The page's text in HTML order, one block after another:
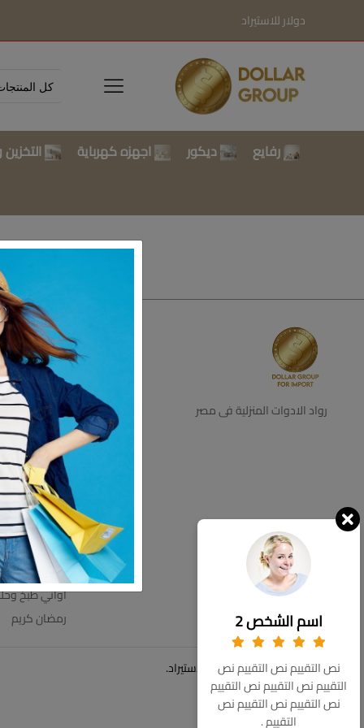
دولار للاستيراد
رفايع ديكور اجهزه كهرباية
رواد الادوات المنزلية فى مصر
تسوق
رفايع
ديكور
اجهزه كهرباية
التخزين
اطباق
اطقم زجاج
ترامس
عروض
مستلزمات
مفروشات
اواني طبخ
رمضان كريم
© حقوق الملكية 2026 دولار للاستيراد.
اسم الشخص 2
نص التقييم نص التقييم نص
التقييم نص التقييم نص التقييم
نص التقييم نص التقييم نص
التقييم .